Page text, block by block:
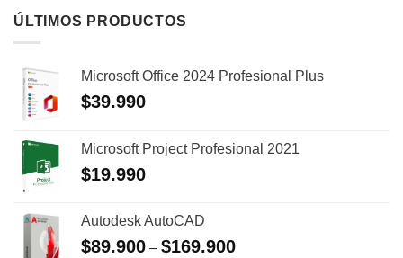
ÚLTIMOS PRODUCTOS
Microsoft Office 2024 Profesional Plus
$39.990
Microsoft Project Profesional 2021
$19.990
Autodesk AutoCAD
$89.900 – $169.900